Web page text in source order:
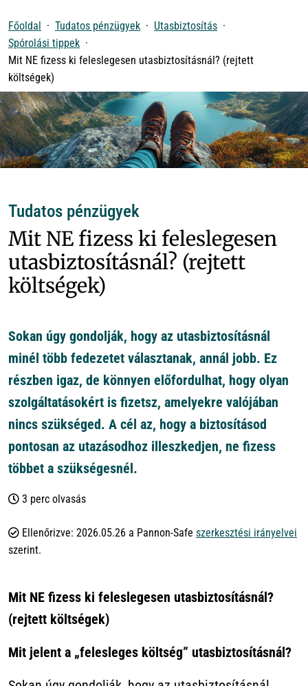
Főoldal Tudatos pénzügyek
Utasbiztosítás
Spórolási tippek
Mit NE fizess ki feleslegesen utasbiztosításnál? (rejtett
költségek)
Tudatos pénzügyek
Mit NE fizess ki feleslegesen
utasbiztosításnál? (rejtett
költségek)
Sokan úgy gondolják, hogy az utasbiztosításnál
minél több fedezetet választanak, annál jobb. Ez
részben igaz, de könnyen előfordulhat, hogy olyan
szolgáltatásokért is fizetsz, amelyekre valójában
nincs szükséged. A cél az, hogy a biztosításod
pontosan az utazásodhoz illeszkedjen, ne fizess
többet a szükségesnél.
3 perc olvasás
Ellenőrizve: 2026.05.26 a Pannon-Safe szerkesztési irányelvei
szerint.
Mit NE fizess ki feleslegesen utasbiztosításnál?
(rejtett költségek)
Mit jelent a „felesleges költség” utasbiztosításnál?